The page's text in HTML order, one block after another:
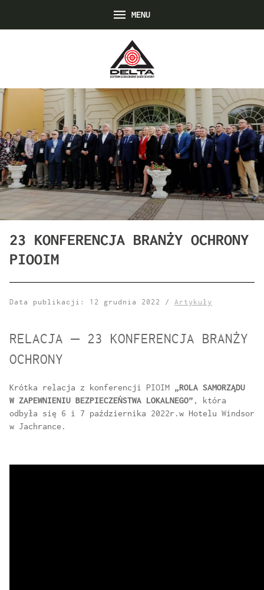
MENU
23 KONFERENCJA BRANŻY OCHRONY
PIOOIM
Data publikacji: 12 grudnia 2022 / Artykuły
RELACJA – 23 KONFERENCJA BRANŻY
OCHRONY
Krótka relacja z konferencji PIOIM „ROLA SAMORZĄDU
W ZAPEWNIENIU BEZPIECZEŃSTWA LOKALNEGO” , która
odbyła się 6 i 7 października 2022r.w Hotelu Windsor
w Jachrance.